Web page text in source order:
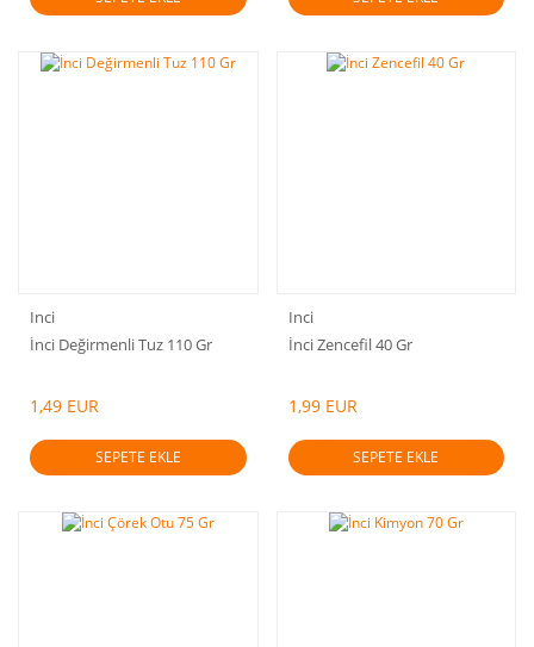
Inci
İnci Değirmenli Tuz 110 Gr
1,49 EUR
SEPETE EKLE
Inci
İnci Zencefil 40 Gr
1,99 EUR
SEPETE EKLE